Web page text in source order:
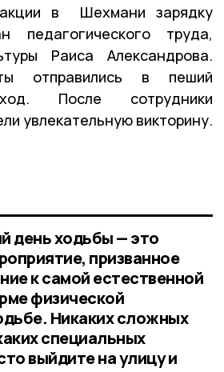
в Шехмани зарядку
педагогического труда,
Раиса Александрова.
отправились в пеший
После сотрудники
увлекательную викторину.
день ходьбы — это
призванное
к самой естественной
физической
Никаких сложных
специальных
выйдите на улицу и